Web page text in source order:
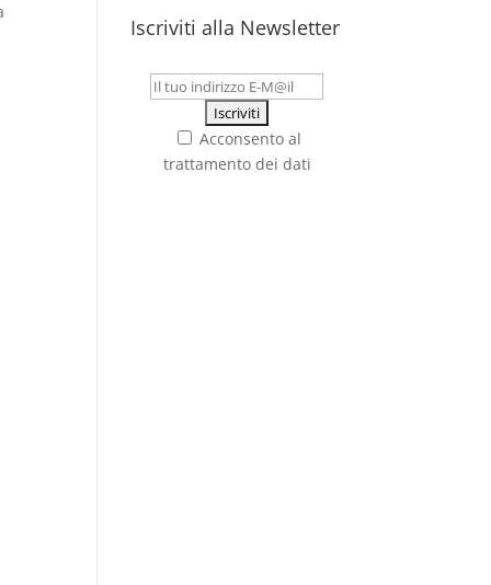
Iscriviti alla Newsletter
Acconsento al
trattamento dei dati